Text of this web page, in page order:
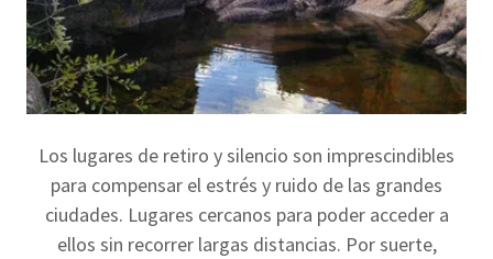
Los lugares de retiro y silencio son imprescindibles
para compensar el estrés y ruido de las grandes
ciudades. Lugares cercanos para poder acceder a
ellos sin recorrer largas distancias. Por suerte,